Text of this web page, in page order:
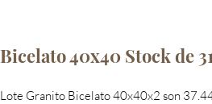
Bicelato 40x40 Stock de
Lote Granito Bicelato 40x40x2 son